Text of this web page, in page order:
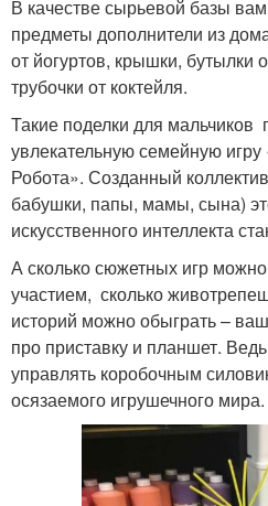
В качестве сырьевой базы
предметы дополнители из
от йогуртов, крышки, бутылки
трубочки от коктейля.
Такие поделки для мальчиков
увлекательную семейную
Робота». Созданный
бабушки, папы, мамы, сына)
искусственного интеллекта
А сколько сюжетных игр
участием, сколько
историй можно обыграть –
про приставку и планшет.
управлять коробочным
осязаемого игрушечного мира.